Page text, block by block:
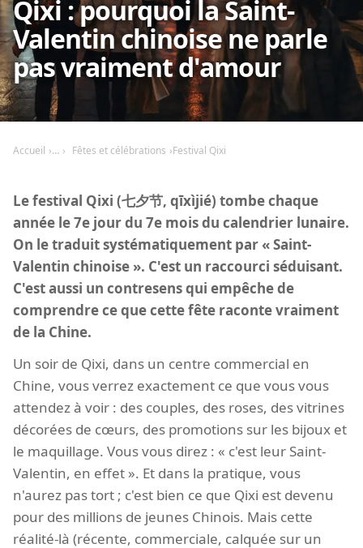
Qixi : pourquoi la Saint-
Valentin chinoise ne parle
pas vraiment d'amour
Accueil Fêtes et célébrations Festival Qixi
Le festival Qixi (七夕节, qīxìjié) tombe chaque
année le 7e jour du 7e mois du calendrier lunaire.
On le traduit systématiquement par « Saint-
Valentin chinoise ». C'est un raccourci séduisant.
C'est aussi un contresens qui empêche de
comprendre ce que cette fête raconte vraiment
de la Chine.
Un soir de Qixi, dans un centre commercial en
Chine, vous verrez exactement ce que vous vous
attendez à voir : des couples, des roses, des vitrines
décorées de cœurs, des promotions sur les bijoux et
le maquillage. Vous vous direz : « c'est leur Saint-
Valentin, en effet ». Et dans la pratique, vous
n'aurez pas tort ; c'est bien ce que Qixi est devenu
pour des millions de jeunes Chinois. Mais cette
réalité-là (récente, commerciale, calquée sur un